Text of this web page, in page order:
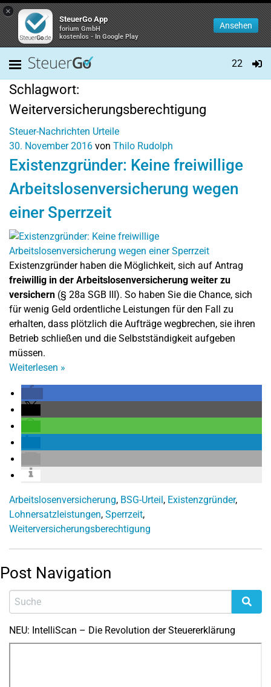
×
SteuerGo App
forium GmbH
kostenlos - In Google Play
Ansehen
22
Schlagwort:
Weiterversicherungsberechtigung
Steuer-Nachrichten Urteile
30. November 2016 von Thilo Rudolph
Existenzgründer: Keine freiwillige
Arbeitslosenversicherung wegen
einer Sperrzeit
Existenzgründer haben die Möglichkeit, sich auf Antrag
freiwillig in der Arbeitslosenversicherung weiter zu
versichern (§ 28a SGB III). So haben Sie die Chance, sich
für wenig Geld ordentliche Leistungen für den Fall zu
erhalten, dass plötzlich die Aufträge wegbrechen, sie ihren
Betrieb schließen und die Selbstständigkeit aufgeben
müssen.
Weiterlesen »
Arbeitslosenversicherung, BSG-Urteil, Existenzgründer,
Lohnersatzleistungen, Sperrzeit,
Weiterversicherungsberechtigung
Post Navigation
NEU: IntelliScan – Die Revolution der Steuererklärung